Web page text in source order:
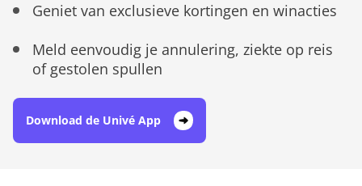
Geniet van exclusieve kortingen en winacties
Meld eenvoudig je annulering, ziekte op reis
of gestolen spullen
Download de Univé App